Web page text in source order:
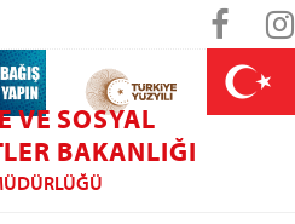
açılır)
Yılı (yeni sekmede açılır)
Darülaceze bağış sayfası (yeni
VE SOSYAL
BAKANLIĞI